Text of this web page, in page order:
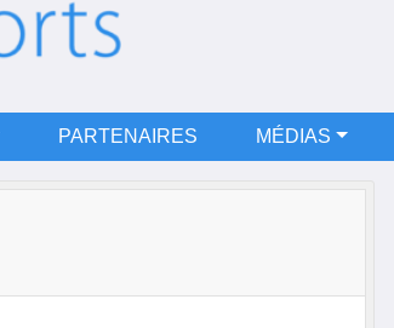
PARTENAIRES MÉDIAS